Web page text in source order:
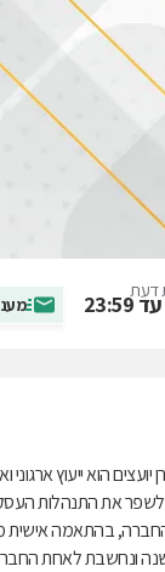
דעת
יועצים הוא ייעוץ
את התנהלות העסק
בהתאמה אישית
יועצים פועלת מזה למעלה